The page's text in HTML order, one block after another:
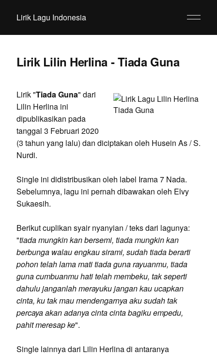
Lirik Lagu Indonesia
Lirik Lilin Herlina - Tiada Guna
Lirik "Tiada Guna" dari
Lilin Herlina ini
dipublikasikan pada
tanggal 3 Februari 2020
(3 tahun yang lalu) dan diciptakan oleh Husein As / S.
Nurdi.
Single ini didistribusikan oleh label Irama 7 Nada.
Sebelumnya, lagu ini pernah dibawakan oleh Elvy
Sukaesih.
Berikut cuplikan syair nyanyian / teks dari lagunya:
"tiada mungkin kan bersemi, tiada mungkin kan
berbunga walau engkau sirami, sudah tiada berarti
pohon telah lama mati tiada guna rayuanmu, tiada
guna cumbuanmu hati telah membeku, tak seperti
dahulu janganlah merayuku jangan kau ucapkan
cinta, ku tak mau mendengarnya aku sudah tak
percaya akan adanya cinta cinta bagiku empedu,
pahit meresap ke".
Single lainnya dari Lilin Herlina di antaranya